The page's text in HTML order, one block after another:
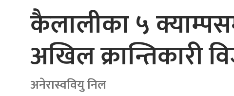
कैलालीका ५
अखिल क्रान्तिकारी
अनेरास्ववियु निल